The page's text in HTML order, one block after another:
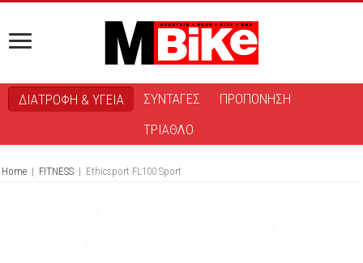
ΔΙΑΤΡΟΦΗ & ΥΓΕΙΑ ΣΥΝΤΑΓΕΣ
ΠΡΟΠΟΝΗΣΗ
ΤΡΙΑΘΛΟ
Home | FITNESS | Ethicsport FL100 Sport